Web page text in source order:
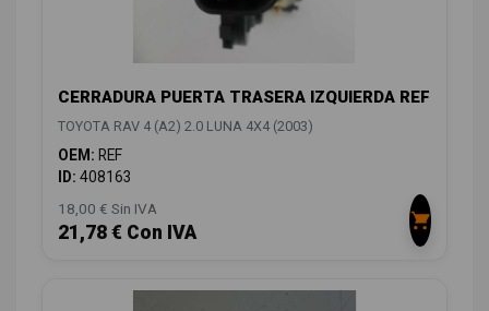
CERRADURA PUERTA TRASERA IZQUIERDA REF
TOYOTA RAV 4 (A2) 2.0 LUNA 4X4 (2003)
OEM: REF
ID: 408163
18,00 € Sin IVA
21,78 € Con IVA